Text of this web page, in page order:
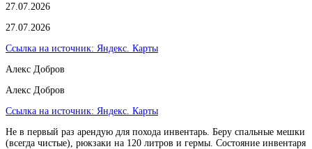
27.07.2026
27.07.2026
Ссылка на источник: Яндекс. Карты
Алекс Добров
Алекс Добров
Ссылка на источник: Яндекс. Карты
Не в первый раз арендую для похода инвентарь. Беру спальные мешки
(всегда чистые), рюкзаки на 120 литров и гермы. Состояние инвентаря